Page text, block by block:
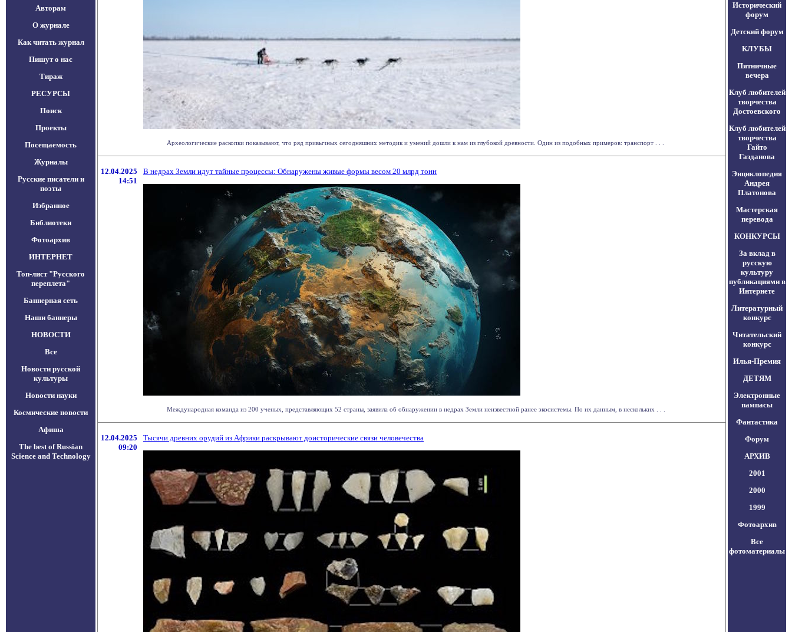
Авторам
О журнале
Как читать журнал
Пишут о нас
Тираж
РЕСУРСЫ
Поиск
Проекты
Посещаемость
Журналы
Русские писатели и
поэты
Избранное
Библиотеки
Фотоархив
ИНТЕРНЕТ
Топ-лист "Русского
переплета"
Баннерная сеть
Наши баннеры
НОВОСТИ
Все
Новости русской
культуры
Новости науки
Космические новости
Афиша
The best of Russian
Science and Technology
Археологические раскопки показывают, что ряд привычных сегодняшних методик и умений дошли к нам из глубокой древности. Один из подобных примеров: транспорт . . .
12.04.2025
14:51
В недрах Земли идут тайные процессы: Обнаружены живые формы весом 20 млрд тонн
Международная команда из 200 ученых, представляющих 52 страны, заявила об обнаружении в недрах Земли неизвестной ранее экосистемы. По их данным, в нескольких . . .
12.04.2025
09:20
Тысячи древних орудий из Африки раскрывают доисторические связи человечества
Исторический
форум
Детский форум
КЛУБЫ
Пятничные
вечера
Клуб любителей
творчества
Достоевского
Клуб любителей
творчества
Гайто
Газданова
Энциклопедия
Андрея
Платонова
Мастерская
перевода
КОНКУРСЫ
За вклад в
русскую
культуру
публикациями в
Интернете
Литературный
конкурс
Читательский
конкурс
Илья-Премия
ДЕТЯМ
Электронные
пампасы
Фантастика
Форум
АРХИВ
2001
2000
1999
Фотоархив
Все
фотоматериалы